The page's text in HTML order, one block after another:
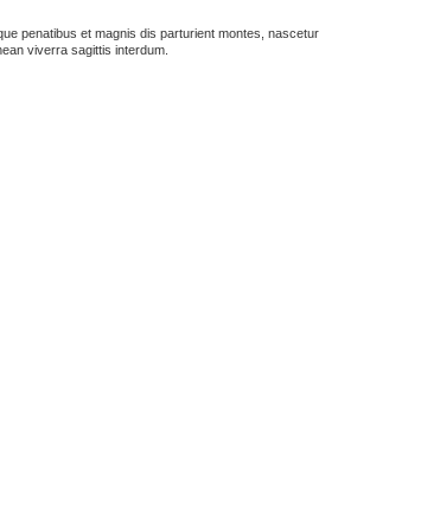
penatibus et magnis dis parturient montes, nascetur
viverra sagittis interdum.